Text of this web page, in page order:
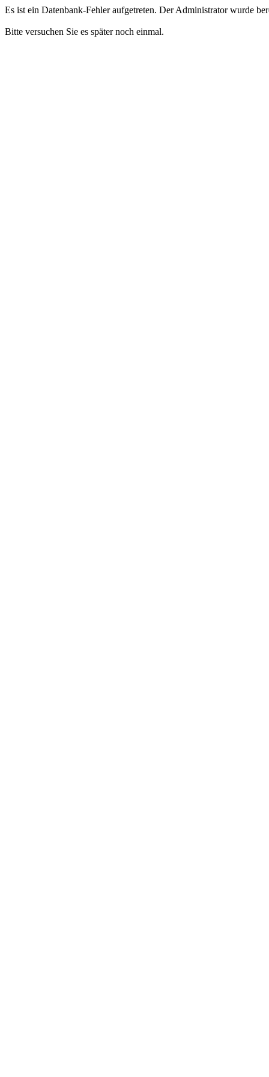
Es ist ein Datenbank-Fehler aufgetreten. Der Administrator wurde
Bitte versuchen Sie es später noch einmal.